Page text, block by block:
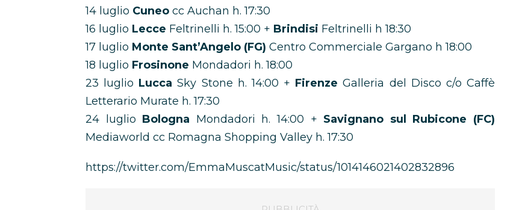
14 luglio Cuneo cc Auchan h. 17:30
16 luglio Lecce Feltrinelli h. 15:00 + Brindisi Feltrinelli h 18:30
17 luglio Monte Sant’Angelo (FG) Centro Commerciale Gargano h 18:00
18 luglio Frosinone Mondadori h. 18:00
23 luglio Lucca Sky Stone h. 14:00 + Firenze Galleria del Disco c/o Caffè
Letterario Murate h. 17:30
24 luglio Bologna Mondadori h. 14:00 + Savignano sul Rubicone (FC)
Mediaworld cc Romagna Shopping Valley h. 17:30
https://twitter.com/EmmaMuscatMusic/status/1014146021402832896